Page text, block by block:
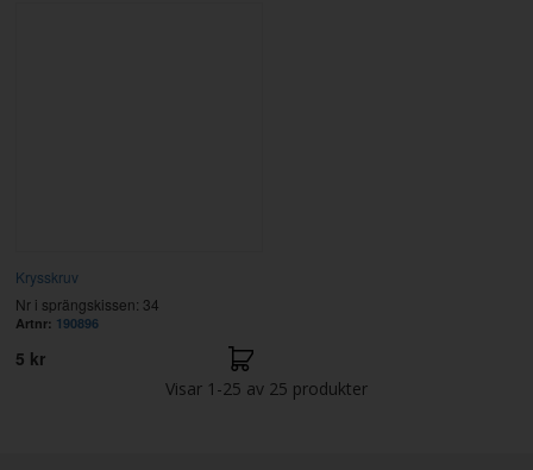
Krysskruv
Nr i sprängskissen: 34
Artnr: 190896
5 kr
Visar 1-25 av 25 produkter